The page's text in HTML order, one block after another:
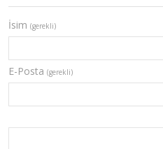
İsim (gerekli)
E-Posta (gerekli)